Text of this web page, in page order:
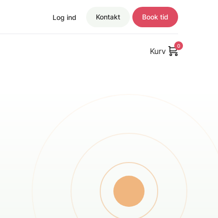
Log ind Kontakt Book tid
Kurv
0